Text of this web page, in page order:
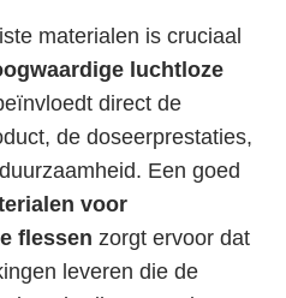
materialen is cruciaal
luchtloze
direct de
de doseerprestaties,
Een goed
voor
flessen zorgt ervoor dat
leveren die de